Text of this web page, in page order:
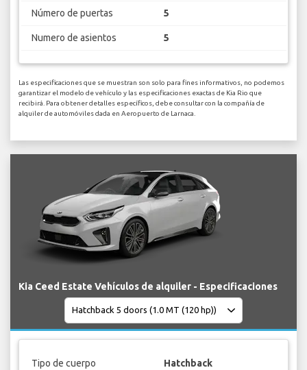
Número de puertas 5
Numero de asientos 5
Las especificaciones que se muestran son solo para fines informativos, no podemos
garantizar el modelo de vehículo y las especificaciones exactas de Kia Rio que
recibirá. Para obtener detalles específicos, debe consultar con la compañía de
alquiler de automóviles dada en Aeropuerto de Larnaca.
Kia Ceed Estate Vehículos de alquiler - Especificaciones
Tipo de cuerpo Hatchback